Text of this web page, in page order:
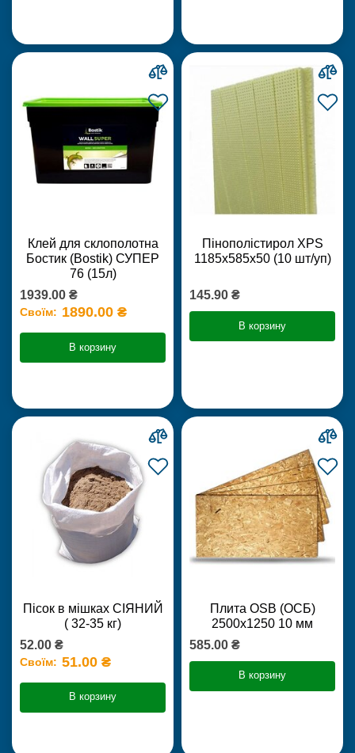
Клей для склополотна
Бостик (Bostik) СУПЕР
76 (15л)
1939.00 ₴
Своїм: 1890.00 ₴
В корзину
Пінополістирол XPS
1185х585х50 (10 шт/уп)
145.90 ₴
В корзину
Пісок в мішках СІЯНИЙ
( 32-35 кг)
52.00 ₴
Своїм: 51.00 ₴
В корзину
Плита OSB (ОСБ)
2500х1250 10 мм
585.00 ₴
В корзину